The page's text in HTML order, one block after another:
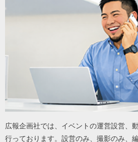
広報企画社では、イベントの運営設営、
行っております。設営のみ、撮影のみ、